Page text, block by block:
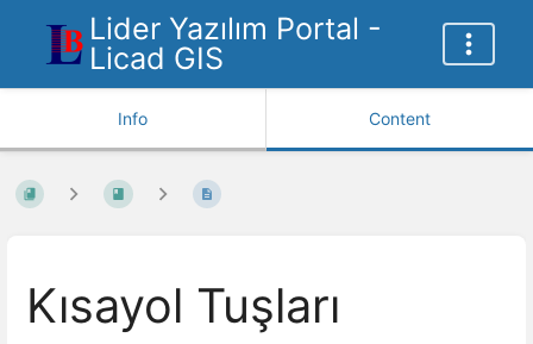
Lider Yazılım Portal -
Licad GIS
Info Content
Kısayol Tuşları